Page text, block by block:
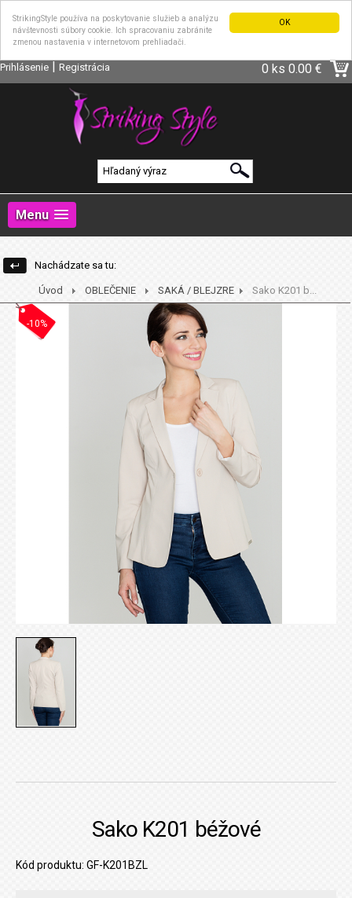
OK
StrikingStyle používa na poskytovanie služieb a analýzu
návštevnosti súbory cookie. Ich spracovaniu zabránite
zmenou nastavenia v internetovom prehliadači.
Prihlásenie | Registrácia 0 ks 0.00 €
Menu
Nachádzate sa tu:
Úvod OBLEČENIE SAKÁ / BLEJZRE Sako K201 b...
-10%
Sako K201 béžové
Kód produktu: GF-K201BZL